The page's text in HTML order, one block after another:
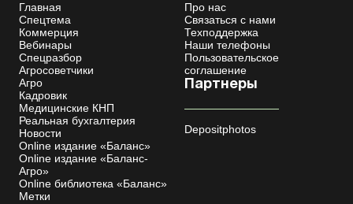
Главная
Спецтема
Коммерция
Вебинары
Спецразбор
Агросоветчики
Агро
Кадровик
Медицинские КНП
Реальная бухгалтерия
Новости
Online издание «Баланс»
Online издание «Баланс-
Агро»
Online библиотека «Баланс»
Метки
Про нас
Связаться с нами
Техподдержка
Наши телефоны
Пользовательское
соглашение
Партнеры
Depositphotos